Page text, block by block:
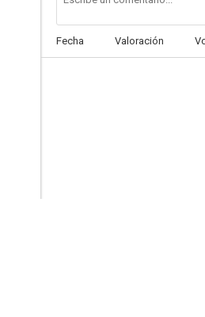
Fecha Valoración